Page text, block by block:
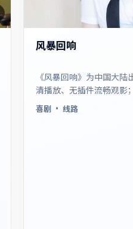
风暴回响
《风暴回响》为中国大
清播放、无插件流畅观影
闲一口气追看。
喜剧 · 线路